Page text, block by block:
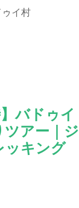
バドゥイ
ツアー｜ジ
ッキング